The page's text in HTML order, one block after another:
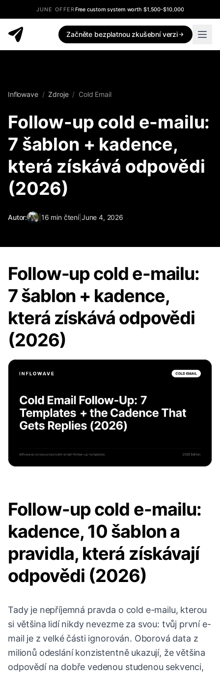
JUNE OFFERFree custom system worth $1,500-$10,000
Začněte bezplatnou zkušební verzi
Inflowave / Zdroje / Cold Email
Follow-up cold e-mailu:
7 šablon + kadence,
která získává odpovědi
(2026)
Autor: 16 min čtení| June 4, 2026
Follow-up cold e-mailu:
7 šablon + kadence,
která získává odpovědi
(2026)
Follow-up cold e-mailu:
kadence, 10 šablon a
pravidla, která získávají
odpovědi (2026)
Tady je nepříjemná pravda o cold e-mailu, kterou
si většina lidí nikdy nevezme za svou: tvůj první e-
mail je z velké části ignorován. Oborová data z
milionů odeslání konzistentně ukazují, že většina
odpovědí na dobře vedenou studenou sekvenci,